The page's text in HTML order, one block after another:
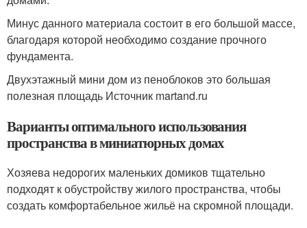
Минус данного материала состоит в его большой массе,
благодаря которой необходимо создание прочного
фундамента.
Двухэтажный мини дом из пеноблоков это большая
полезная площадь Источник martand.ru
Варианты оптимального использования
пространства в миниатюрных домах
Хозяева недорогих маленьких домиков тщательно
подходят к обустройству жилого пространства, чтобы
создать комфортабельное жильё на скромной площади.